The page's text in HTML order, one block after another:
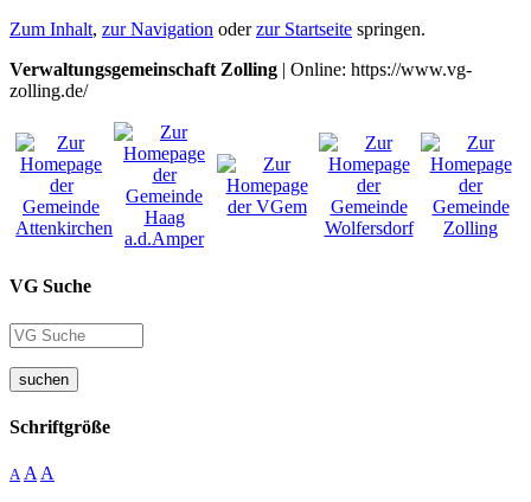
Zum Inhalt, zur Navigation oderzur Startseite springen.
Verwaltungsgemeinschaft Zolling | Online: https://www.vg-
zolling.de/
VG Suche
suchen
Schriftgröße
A A A